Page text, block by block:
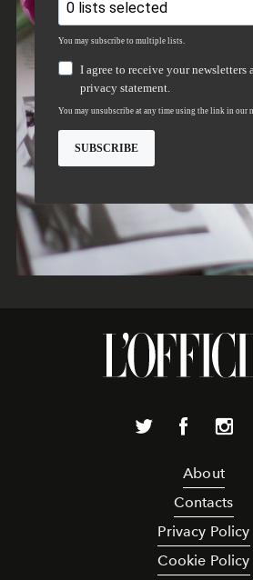
About
Contacts
Privacy Policy
Cookie Policy